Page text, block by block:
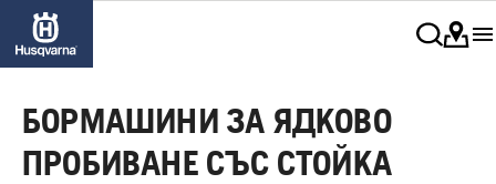
БОРМАШИНИ ЗА ЯДКОВО
ПРОБИВАНЕ СЪС СТОЙКА